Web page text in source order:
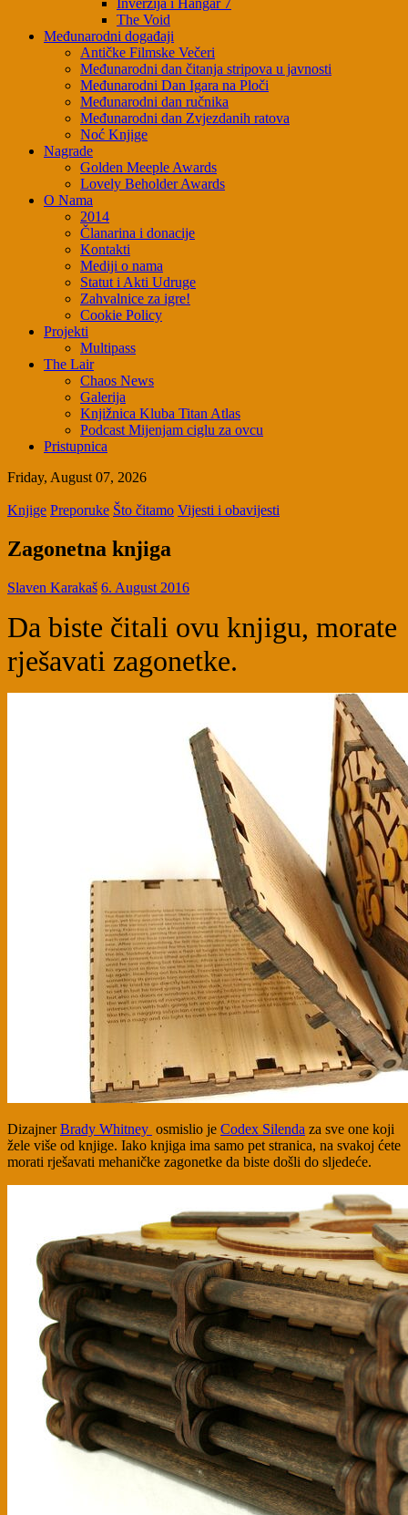
Inverzija i Hangar 7
The Void
Međunarodni događaji
Antičke Filmske Večeri
Međunarodni dan čitanja stripova u javnosti
Međunarodni Dan Igara na Ploči
Međunarodni dan ručnika
Međunarodni dan Zvjezdanih ratova
Noć Knjige
Nagrade
Golden Meeple Awards
Lovely Beholder Awards
O Nama
2014
Članarina i donacije
Kontakti
Mediji o nama
Statut i Akti Udruge
Zahvalnice za igre!
Cookie Policy
Projekti
Multipass
The Lair
Chaos News
Galerija
Knjižnica Kluba Titan Atlas
Podcast Mijenjam ciglu za ovcu
Pristupnica
Friday, August 07, 2026
Knjige Preporuke Što čitamo Vijesti i obavijesti
Zagonetna knjiga
Slaven Karakaš 6. August 2016
Da biste čitali ovu knjigu, morate
rješavati zagonetke.
DizajnerBrady Whitney osmislio je Codex Silenda za sve one koji
žele više od knjige. Iako knjiga ima samo pet stranica, na svakoj ćete
morati rješavati mehaničke zagonetke da biste došli do sljedeće.